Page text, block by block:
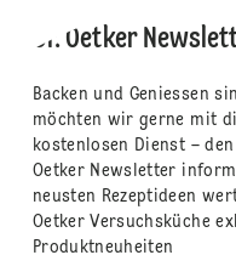
Dr. Oetker
Backen und Geniessen
möchten wir gerne mit
kostenlosen Dienst –
Oetker Newsletter
neusten Rezeptideen
Oetker Versuchsküche
Produktneuheiten